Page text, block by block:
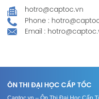
hotro@captoc.vn
Phone :
Email :
ÔN THI ĐẠI HỌC CẤP TỐC